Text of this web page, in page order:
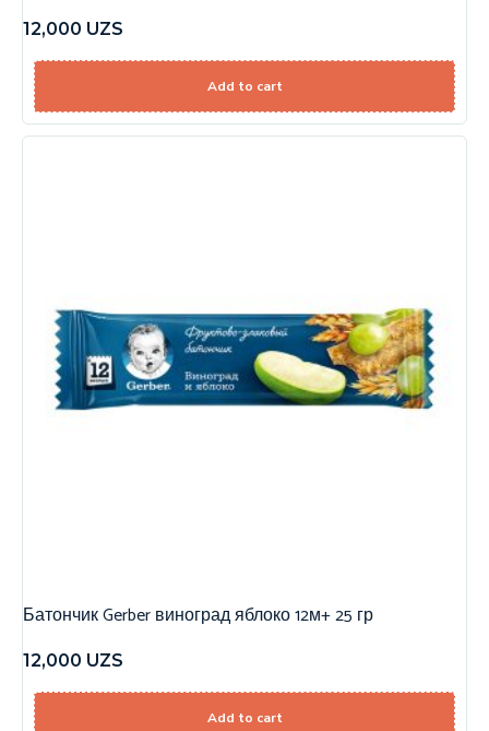
12,000 UZS
Add to cart
Батончик Gerber виноград яблоко 12м+ 25 гр
12,000 UZS
Add to cart